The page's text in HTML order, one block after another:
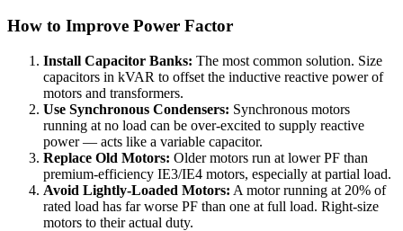
How to Improve Power Factor
Install Capacitor Banks: The most common solution. Size
capacitors in kVAR to offset the inductive reactive power of
motors and transformers.
Use Synchronous Condensers: Synchronous motors
running at no load can be over-excited to supply reactive
power — acts like a variable capacitor.
Replace Old Motors: Older motors run at lower PF than
premium-efficiency IE3/IE4 motors, especially at partial load.
Avoid Lightly-Loaded Motors: A motor running at 20% of
rated load has far worse PF than one at full load. Right-size
motors to their actual duty.